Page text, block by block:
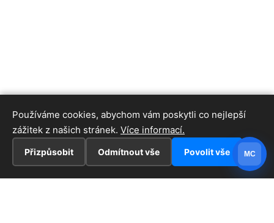
Používáme cookies, abychom vám poskytli co nejlepší
zážitek z našich stránek. Více informací.
Přizpůsobit Odmítnout vše Povolit vše MC